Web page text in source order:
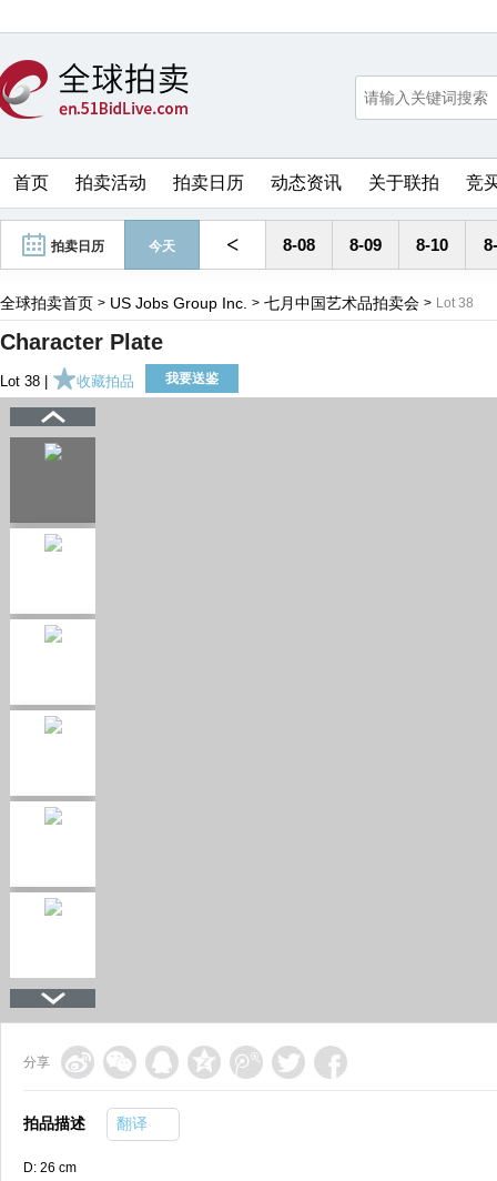
首页 拍卖活动 拍卖日历 动态资讯 关于联拍 竞
拍卖日历 今天 < 8-08 8-09 8-10
全球拍卖首页 > US Jobs Group Inc. > 七月中国艺术品拍卖会 > Lot 38
Character Plate
Lot 38 | 收藏拍品 我要送鉴
分享
拍品描述 翻译
D: 26 cm